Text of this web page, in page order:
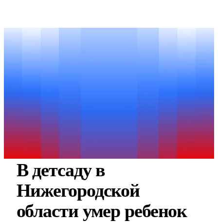
В детсаду в
Нижегородской
области умер ребенок